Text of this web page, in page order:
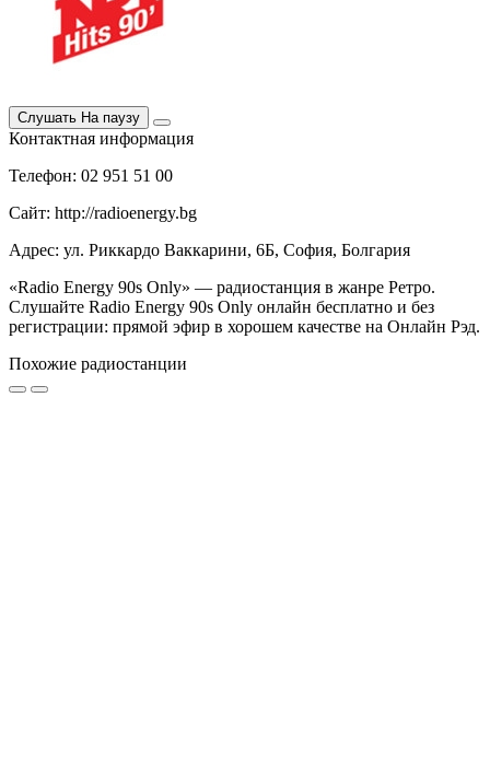
Слушать На паузу
Контактная информация
Телефон: 02 951 51 00
Сайт: http://radioenergy.bg
Адрес: ул. Риккардо Ваккарини, 6Б, София, Болгария
«Radio Energy 90s Only» — радиостанция в жанре Ретро.
Слушайте Radio Energy 90s Only онлайн бесплатно и без
регистрации: прямой эфир в хорошем качестве на Онлайн Рэд.
Похожие радиостанции